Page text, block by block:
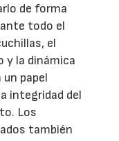
de forma
todo el
el
y la dinámica
papel
integridad del
Los
también